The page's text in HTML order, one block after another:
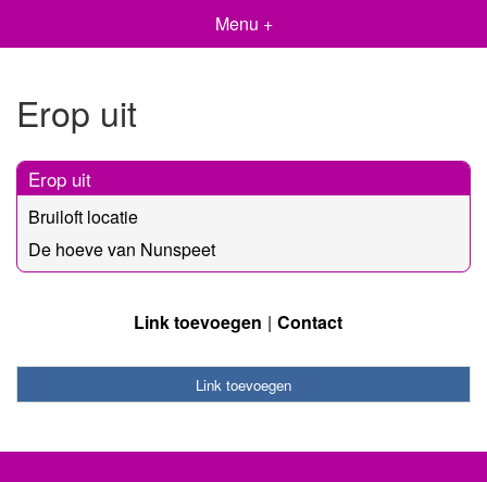
Menu +
Erop uit
Erop uit
Bruiloft locatie
De hoeve van Nunspeet
Link toevoegen Contact
Link toevoegen